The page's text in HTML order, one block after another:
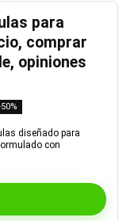
para
comprar
opiniones
diseñado para
con